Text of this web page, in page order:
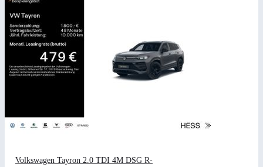
Volkswagen Tayron 2.0 TDI 4M DSG R-